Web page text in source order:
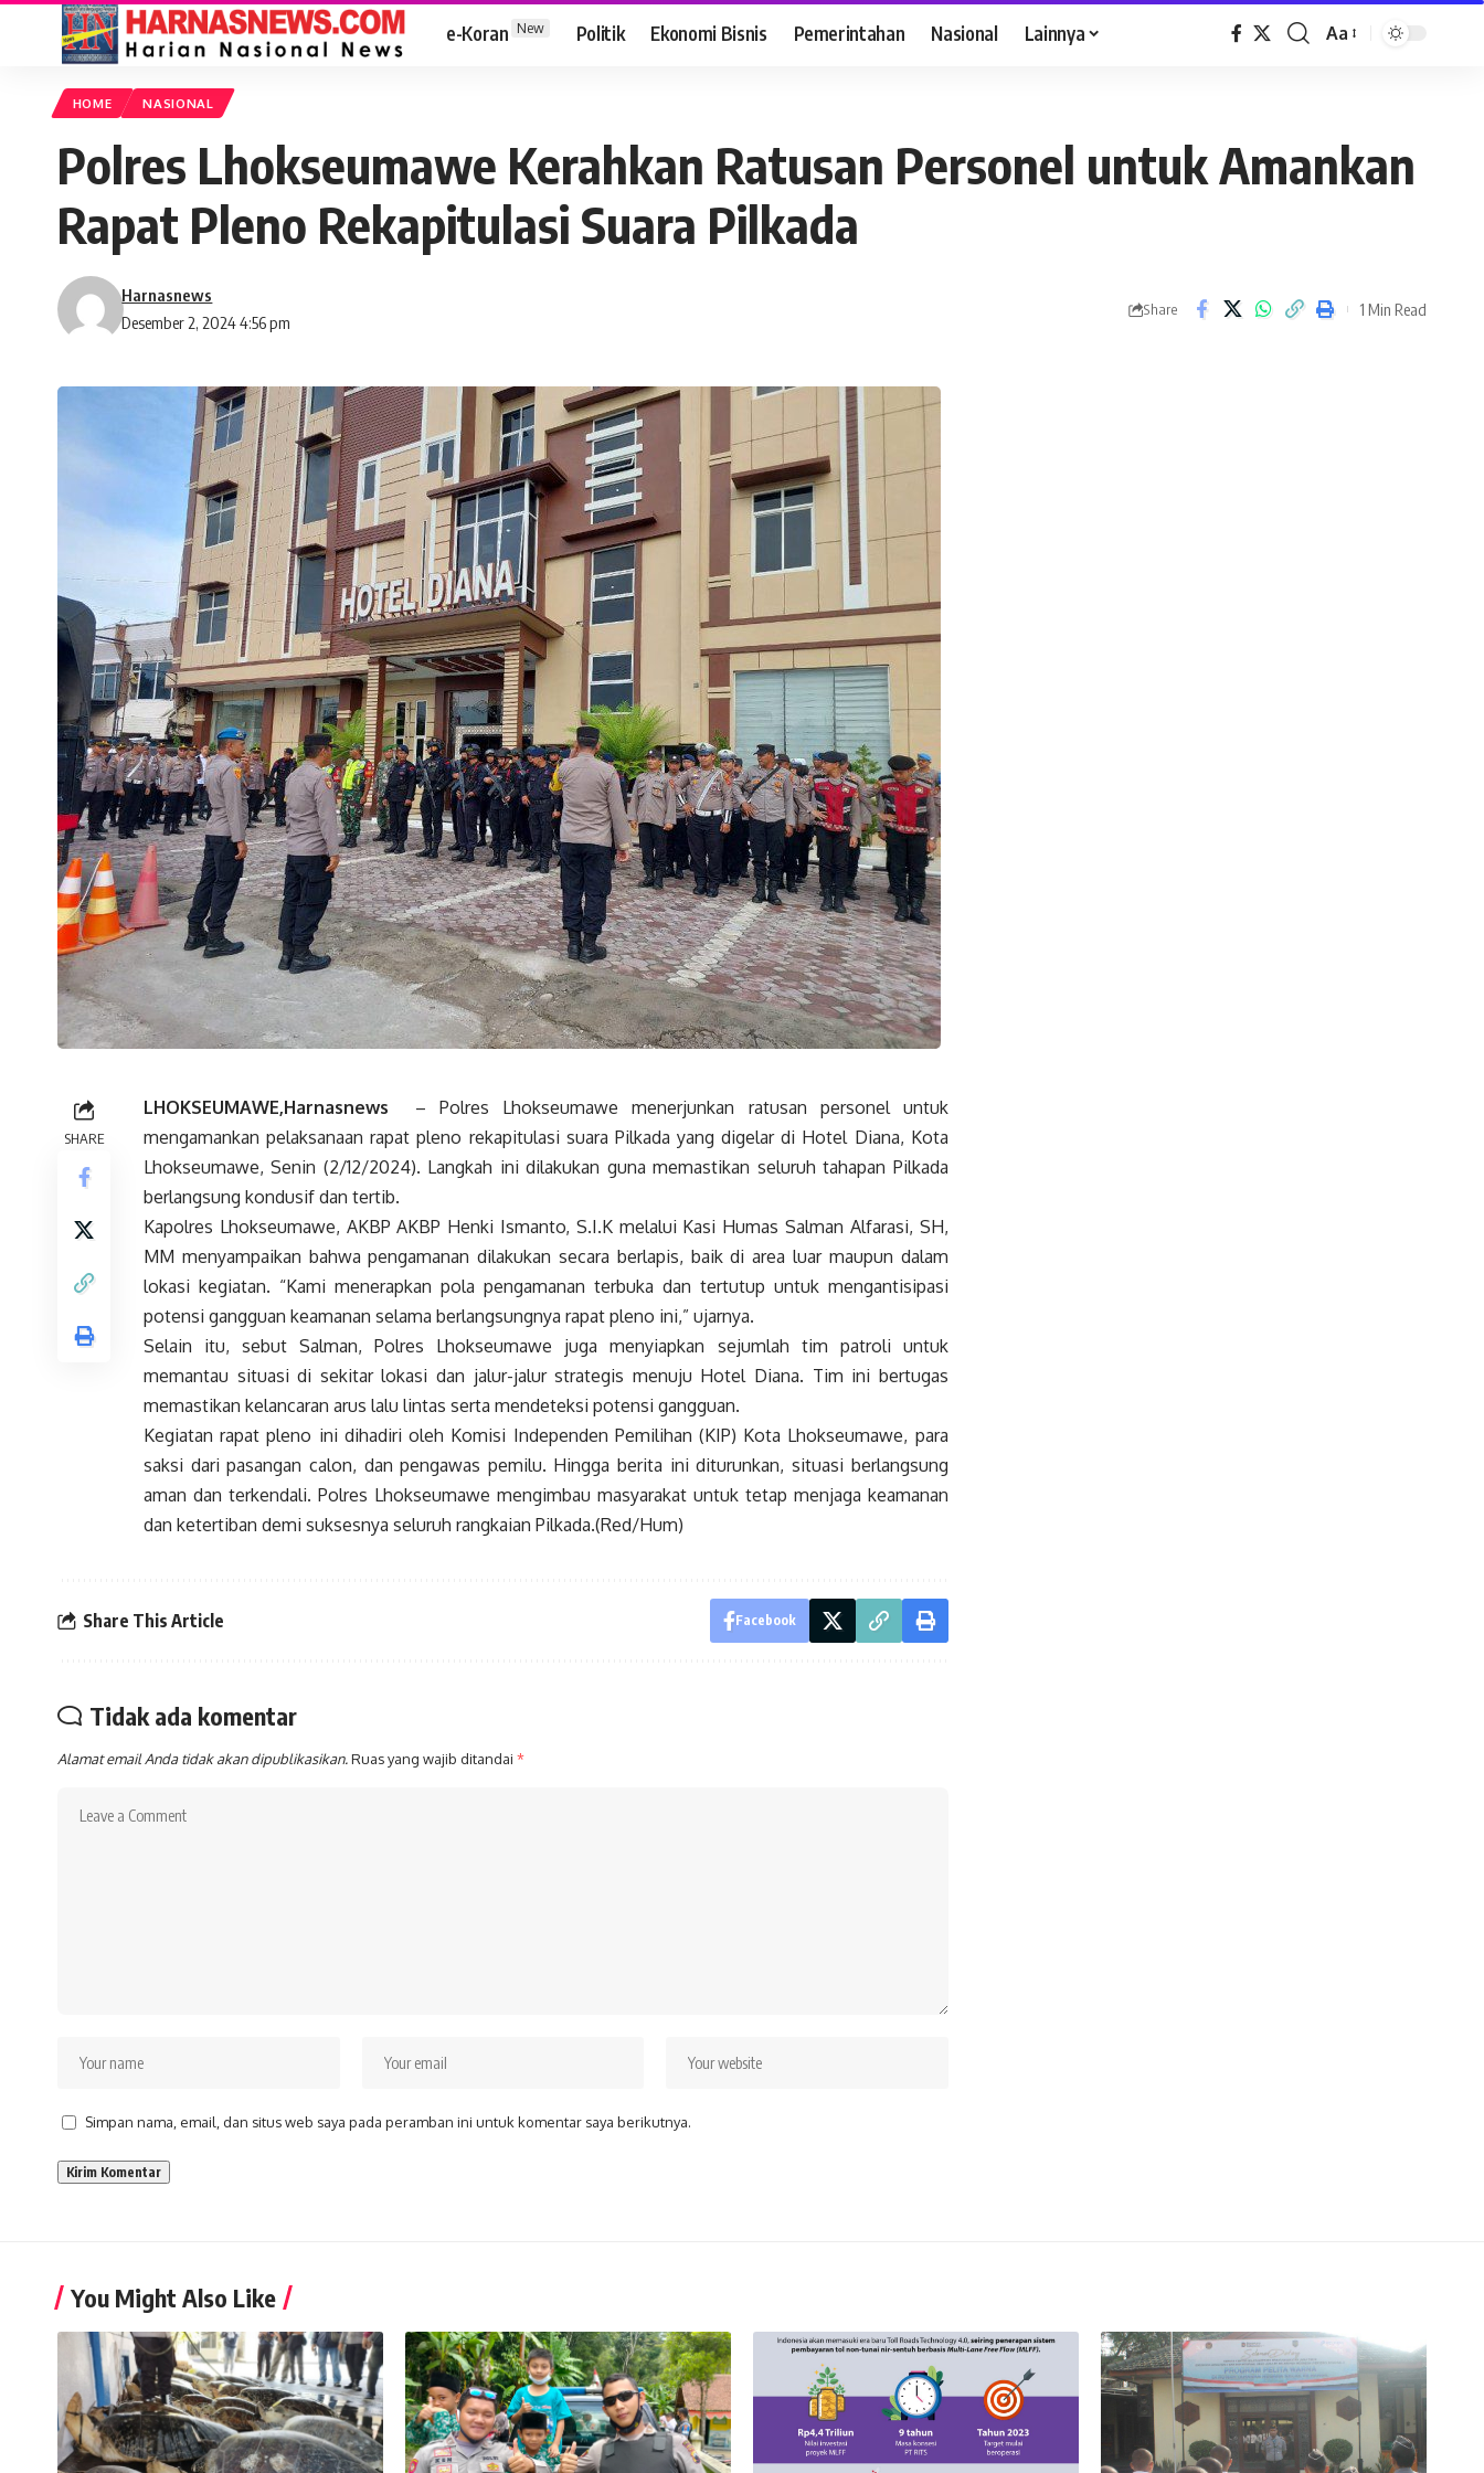
e-Koran New Politik Ekonomi Bisnis Pemerintahan Nasional Lainnya Aa
HOME NASIONAL
Polres Lhokseumawe Kerahkan Ratusan Personel untuk Amankan
Rapat Pleno Rekapitulasi Suara Pilkada
Desember 2, 2024 4:56 pm
Harnasnews
Share 1 Min Read
SHARE
LHOKSEUMAWE,Harnasnews
– Polres Lhokseumawe menerjunkan ratusan personel untuk
mengamankan pelaksanaan rapat pleno rekapitulasi suara Pilkada yang digelar di Hotel Diana, Kota
Lhokseumawe, Senin (2/12/2024). Langkah ini dilakukan guna memastikan seluruh tahapan Pilkada
berlangsung kondusif dan tertib.
Kapolres Lhokseumawe, AKBP AKBP Henki Ismanto, S.I.K melalui Kasi Humas Salman Alfarasi, SH,
MM menyampaikan bahwa pengamanan dilakukan secara berlapis, baik di area luar maupun dalam
lokasi kegiatan. “Kami menerapkan pola pengamanan terbuka dan tertutup untuk mengantisipasi
potensi gangguan keamanan selama berlangsungnya rapat pleno ini,” ujarnya.
Selain itu, sebut Salman, Polres Lhokseumawe juga menyiapkan sejumlah tim patroli untuk
memantau situasi di sekitar lokasi dan jalur-jalur strategis menuju Hotel Diana. Tim ini bertugas
memastikan kelancaran arus lalu lintas serta mendeteksi potensi gangguan.
Kegiatan rapat pleno ini dihadiri oleh Komisi Independen Pemilihan (KIP) Kota Lhokseumawe, para
saksi dari pasangan calon, dan pengawas pemilu. Hingga berita ini diturunkan, situasi berlangsung
aman dan terkendali. Polres Lhokseumawe mengimbau masyarakat untuk tetap menjaga keamanan
dan ketertiban demi suksesnya seluruh rangkaian Pilkada.(Red/Hum)
Share This Article Facebook
Tidak ada komentar
Alamat email Anda tidak akan dipublikasikan.Ruas yang wajib ditandai *
Simpan nama, email, dan situs web saya pada peramban ini untuk komentar saya berikutnya.
You Might Also Like